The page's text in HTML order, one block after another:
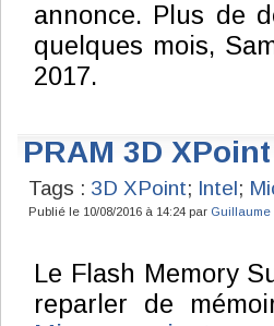
annonce. Plus de
quelques mois,
2017.
PRAM 3D
Tags : 3D XPoint; Intel;
Publié le 10/08/2016 à 14:24 par Guillaume
Le Flash Memory
reparler de